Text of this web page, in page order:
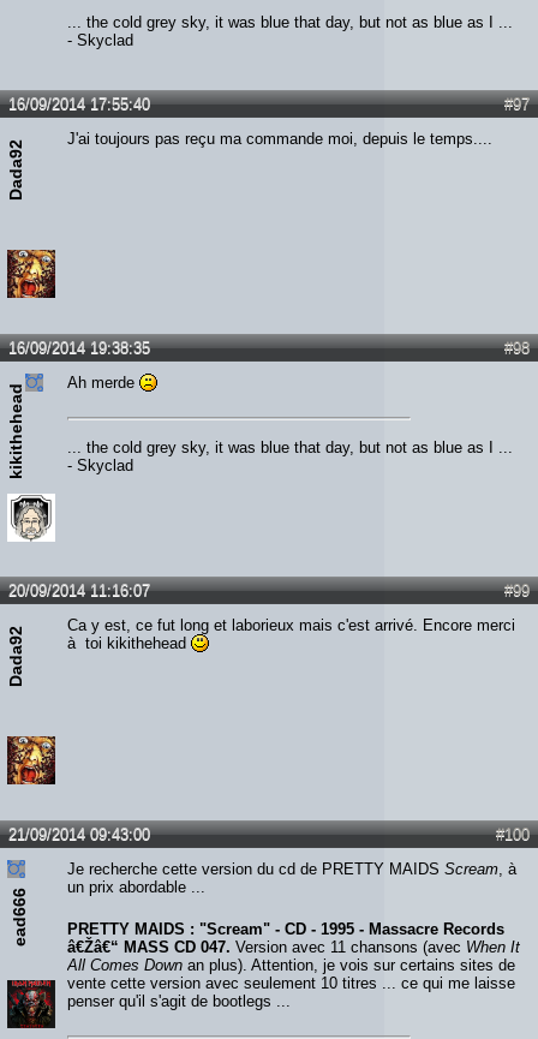
... the cold grey sky, it was blue that day, but not as blue as I ...
- Skyclad
#97
16/09/2014 17:55:40
Dada92
J'ai toujours pas reçu ma commande moi, depuis le temps....
#98
16/09/2014 19:38:35
kikithehead
Ah merde
... the cold grey sky, it was blue that day, but not as blue as I ...
- Skyclad
#99
20/09/2014 11:16:07
Dada92
Ca y est, ce fut long et laborieux mais c'est arrivé. Encore merci
à toi kikithehead
#100
21/09/2014 09:43:00
ead666
Je recherche cette version du cd de PRETTY MAIDS Scream, à
un prix abordable ...
PRETTY MAIDS : "Scream" - CD - 1995 - Massacre Records
â€Žâ€“ MASS CD 047. Version avec 11 chansons (avec When It
All Comes Down an plus). Attention, je vois sur certains sites de
vente cette version avec seulement 10 titres ... ce qui me laisse
penser qu'il s'agit de bootlegs ...